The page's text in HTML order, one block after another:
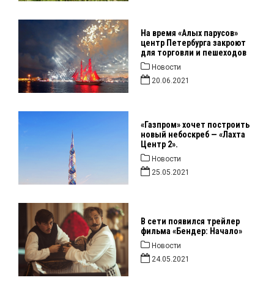
На время «Алых парусов»
центр Петербурга закроют
для торговли и пешеходов
Новости
20.06.2021
«Газпром» хочет построить
новый небоскреб — «Лахта
Центр 2».
Новости
25.05.2021
В сети появился трейлер
фильма «Бендер: Начало»
Новости
24.05.2021